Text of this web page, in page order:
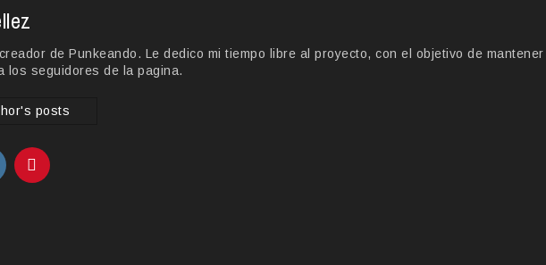
de Punkeando. Le dedico mi tiempo libre al proyecto, con el objetivo de mantener
los seguidores de la pagina.
posts